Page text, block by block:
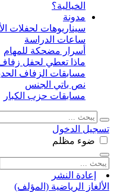
الخيالية؟
مدونة
سيناريوهات لحفلات
ساعات الدراسة
أسرار مضحكة للمهام
ماذا تعطي لحفل
مسابقات الزفاف
نص باتي الجنس
مسابقات حزب الكبار
تسجيل الدخول
ضوء مظلم
إعادة النشر
الألغاز الرياضية (المؤلف)